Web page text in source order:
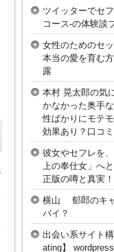
ツイッターでセ
コース-の体験談
女性のためのセ
本当の愛を育む
露
本村 晃太郎の気
かなかった奥手
性ばかりにモテ
効果あり？口コ
彼女やセフレを
上の奉仕女」へ
正版の噂と真実
横山 郁郎のキャ
バイ？
出会い系サイト
ating】